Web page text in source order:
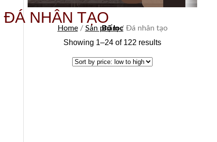
ĐÁ NHÂN TẠO
Home / Sản phẩm /Đá nhân tạo
Bộ lọc
Showing 1–24 of 122 results